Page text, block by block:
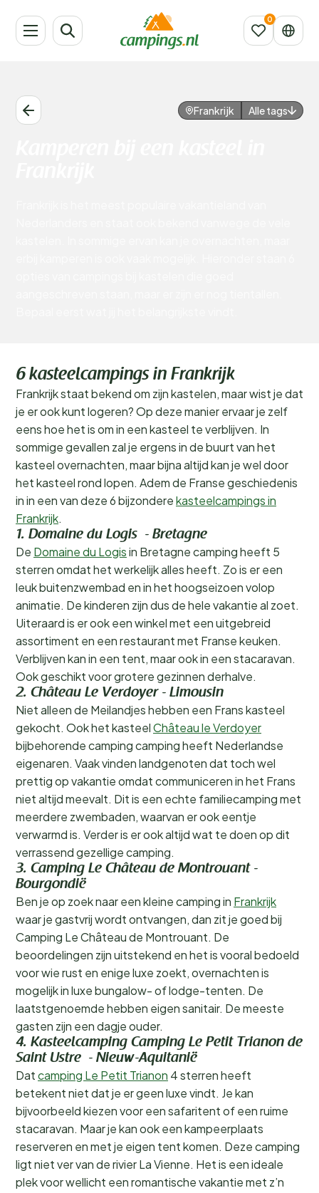
Frankrijk Alle tags
6 kasteelcampings in Frankrijk
Frankrijk staat bekend om zijn kastelen, maar wist je dat
je er ook kunt logeren? Op deze manier ervaar je zelf
eens hoe het is om in een kasteel te verblijven. In
sommige gevallen zal je ergens in de buurt van het
kasteel overnachten, maar bijna altijd kan je wel door
het kasteel rond lopen. Adem de Franse geschiedenis
in in een van deze 6 bijzonderekasteelcampings in
Frankrijk.
1. Domaine du Logis - Bretagne
De Domaine du Logisin Bretagne camping heeft 5
sterren omdat het werkelijk alles heeft. Zo is er een
leuk buitenzwembad en in het hoogseizoen volop
animatie. De kinderen zijn dus de hele vakantie al zoet.
Uiteraard is er ook een winkel met een uitgebreid
assortiment en een restaurant met Franse keuken.
Verblijven kan in een tent, maar ook in een stacaravan.
Ook geschikt voor grotere gezinnen derhalve.
2. Château Le Verdoyer - Limousin
Niet alleen de Meilandjes hebben een Frans kasteel
gekocht. Ook het kasteelChâteau le Verdoyer
bijbehorende camping camping heeft Nederlandse
eigenaren. Vaak vinden landgenoten dat toch wel
prettig op vakantie omdat communiceren in het Frans
niet altijd meevalt. Dit is een echte familiecamping met
meerdere zwembaden, waarvan er ook eentje
verwarmd is. Verder is er ook altijd wat te doen op dit
verrassend gezellige camping.
3. Camping Le Château de Montrouant -
Bourgondië
Ben je op zoek naar een kleine camping in Frankrijk
waar je gastvrij wordt ontvangen, dan zit je goed bij
Camping Le Château de Montrouant. De
beoordelingen zijn uitstekend en het is vooral bedoeld
voor wie rust en enige luxe zoekt, overnachten is
mogelijk in luxe bungalow- of lodge-tenten. De
laatstgenoemde hebben eigen sanitair. De meeste
gasten zijn een dagje ouder.
4. Kasteelcamping Camping Le Petit Trianon de
Saint Ustre - Nieuw-Aquitanië
Datcamping Le Petit Trianon 4 sterren heeft
betekent niet dat je er geen luxe vindt. Je kan
bijvoorbeeld kiezen voor een safaritent of een ruime
stacaravan. Maar je kan ook een kampeerplaats
reserveren en met je eigen tent komen. Deze camping
ligt niet ver van de rivier La Vienne. Het is een ideale
plek voor wellicht een romantische vakantie met z’n